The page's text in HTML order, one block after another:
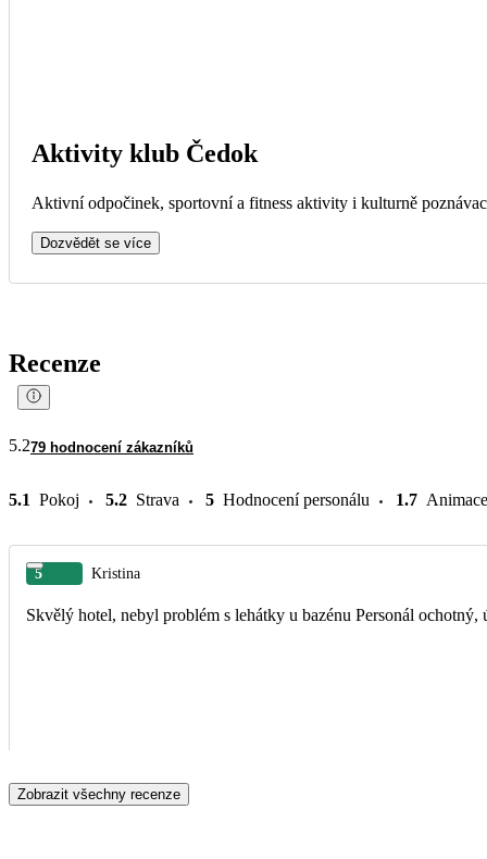
Aktivity klub Čedok
Aktivní odpočinek, sportovní a fitness aktivity i kulturně
Dozvědět se více
Recenze
5.279 hodnocení zákazníků
5.1 Pokoj 5.2 Strava 5 Hodnocení personálu 1.7 Animace
5 Kristina
Skvělý hotel, nebyl problém s lehátky u bazénu Personál
Zobrazit všechny recenze